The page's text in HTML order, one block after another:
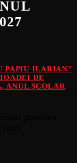
PAPIU ILARIAN”
DE
ANUL ȘCOLAR